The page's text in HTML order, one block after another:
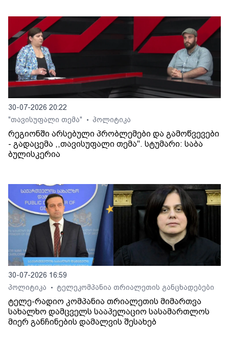
30-07-2026 20:22
"თავისუფალი თემა"
• პოლიტიკა
რეგიონში არსებული პრობლემები და გამოწვევები
- გადაცემა ,,თავისუფალი თემა". სტუმარი: საბა
ბულისკერია
30-07-2026 16:59
პოლიტიკა
• ტელეკომპანია თრიალეთის განცხადებები
ტელე-რადიო კომპანია თრიალეთის მიმართვა
სახალხო დამცველს სააპელაციო სასამართლოს
მიერ განჩინების დამალვის შესახებ